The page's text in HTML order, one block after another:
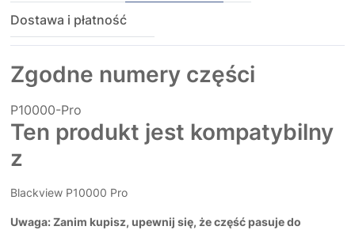
Dostawa i płatność
Zgodne numery części
P10000-Pro
Ten produkt jest kompatybilny
z
Blackview P10000 Pro
Uwaga: Zanim kupisz, upewnij się, że część pasuje do